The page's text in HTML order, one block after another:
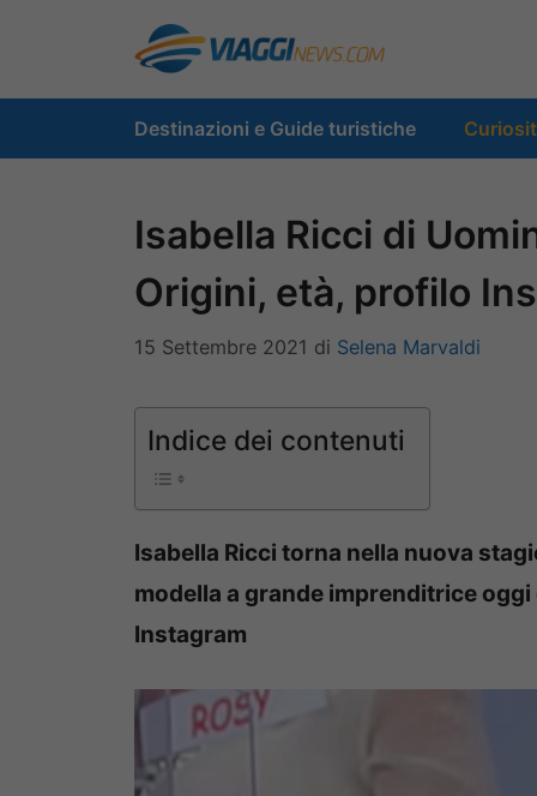
contenuto
Destinazioni e Guide turistiche
Isabella Ricci di
Origini, età, profilo
15 Settembre 2021 di Selena Marvaldi
Indice dei contenuti
Isabella Ricci torna nella nuova
modella a grande imprenditrice
Instagram